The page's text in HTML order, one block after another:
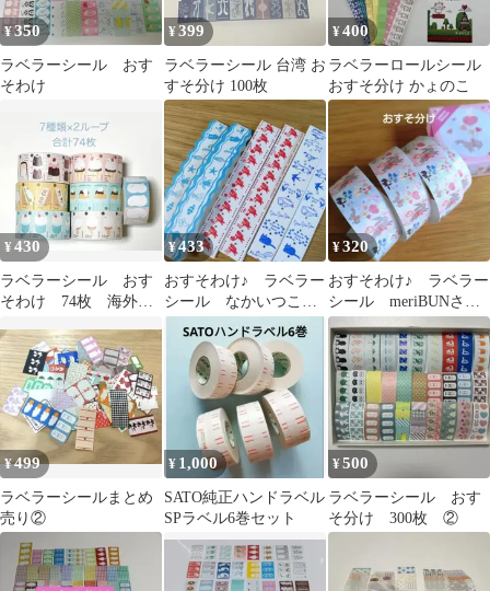
¥350
ラベラーシール おす
そわけ
¥399
ラベラーシール 台湾 お
すそ分け 100枚
¥400
ラベラーロールシール
おすそ分け かょのこ
¥430
ラベラーシール おす
そわけ 74枚 海外作
¥433
おすそわけ♪ ラベラー
シール なかいつこさ
ん 3種類 132枚
¥320
おすそわけ♪ ラベラー
シール meriBUNさ
ん 96枚
¥499
ラベラーシールまとめ
売り②
¥ 1,000
SATO純正ハンドラベル
SPラベル6巻セット
¥500
ラベラーシール おす
そ分け 300枚 ②